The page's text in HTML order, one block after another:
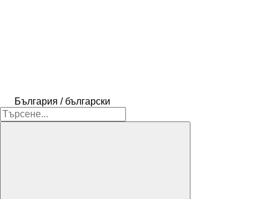
България / български